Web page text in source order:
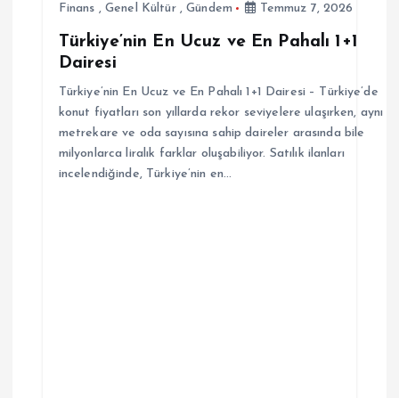
Finans ,Genel Kültür,Gündem Temmuz 7, 2026
Türkiye’nin En Ucuz ve En Pahalı 1+1
Dairesi
Türkiye’nin En Ucuz ve En Pahalı 1+1 Dairesi – Türkiye’de
konut fiyatları son yıllarda rekor seviyelere ulaşırken, aynı
metrekare ve oda sayısına sahip daireler arasında bile
milyonlarca liralık farklar oluşabiliyor. Satılık ilanları
incelendiğinde, Türkiye’nin en…